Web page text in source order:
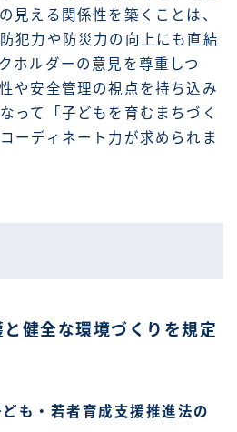
見える関係性を築くことは、
犯力や防災力の向上にも直結
ホルダーの意見を尊重しつ
や安全管理の視点を持ち込み
って「子どもを育むまちづく
ーディネート力が求められま
健全な環境づくりを規定
も・若者育成支援推進法の